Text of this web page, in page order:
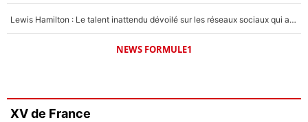
Lewis Hamilton : Le talent inattendu dévoilé sur les réseaux sociaux qui a impressionné Kim Kardashian pendant leurs vacances en amoureux !
NEWS FORMULE1
XV de France